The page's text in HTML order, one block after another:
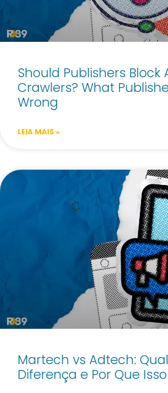
Should Publishers Block
Crawlers? What
Wrong
LEIA MAIS »
Martech vs Adtech:
Diferença e Por Que